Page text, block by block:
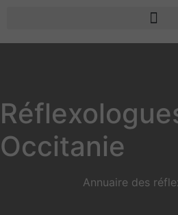
Occitanie
Annuaire des